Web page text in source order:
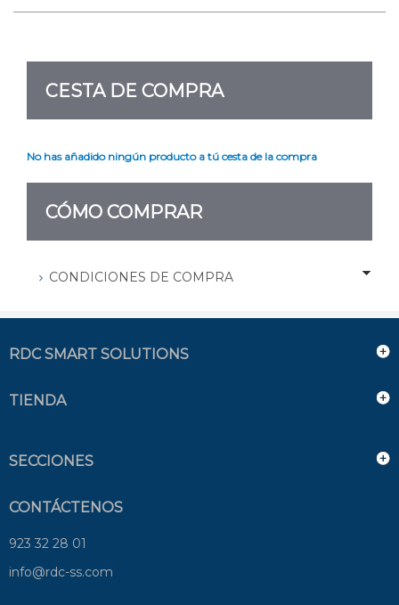
CESTA DE COMPRA
No has añadido ningún producto a tú cesta de la compra
CÓMO COMPRAR
CONDICIONES DE COMPRA
RDC SMART SOLUTIONS
TIENDA
SECCIONES
CONTÁCTENOS
923 32 28 01
info@rdc-ss.com